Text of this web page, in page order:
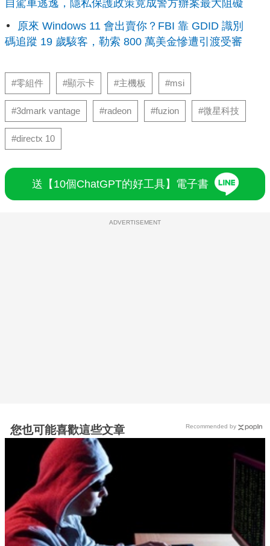
自駕車逃逸，隱私保護政策竟成警方辦案最大阻礙
原來 Windows 11 會出賣你？FBI 靠 GDID 識別
碼追蹤 19 歲駭客，勒索 800 萬美金慘遭引渡受審
#零組件 #顯示卡 #主機板 #msi
#3dmark vantage #radeon #fuzion #微星科技
#directx 10
送【10個ChatGPT的好工具】電子書
ADVERTISEMENT
您也可能喜歡這些文章 Recommended by